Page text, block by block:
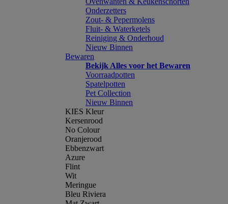
Onderzetters
Zout- & Pepermolens
Fluit- & Waterketels
Reiniging & Onderhoud
Nieuw Binnen
Bewaren
Bekijk Alles voor het Bewaren
Voorraadpotten
Spatelpotten
Pet Collection
Nieuw Binnen
KIES Kleur
Kersenrood
No Colour
Oranjerood
Ebbenzwart
Azure
Flint
Wit
Meringue
Bleu Riviera